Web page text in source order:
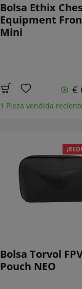
Bolsa Ethix
Equipment
Mini
€
1 Pieza vendida
Bolsa Torvol
Pouch NEO